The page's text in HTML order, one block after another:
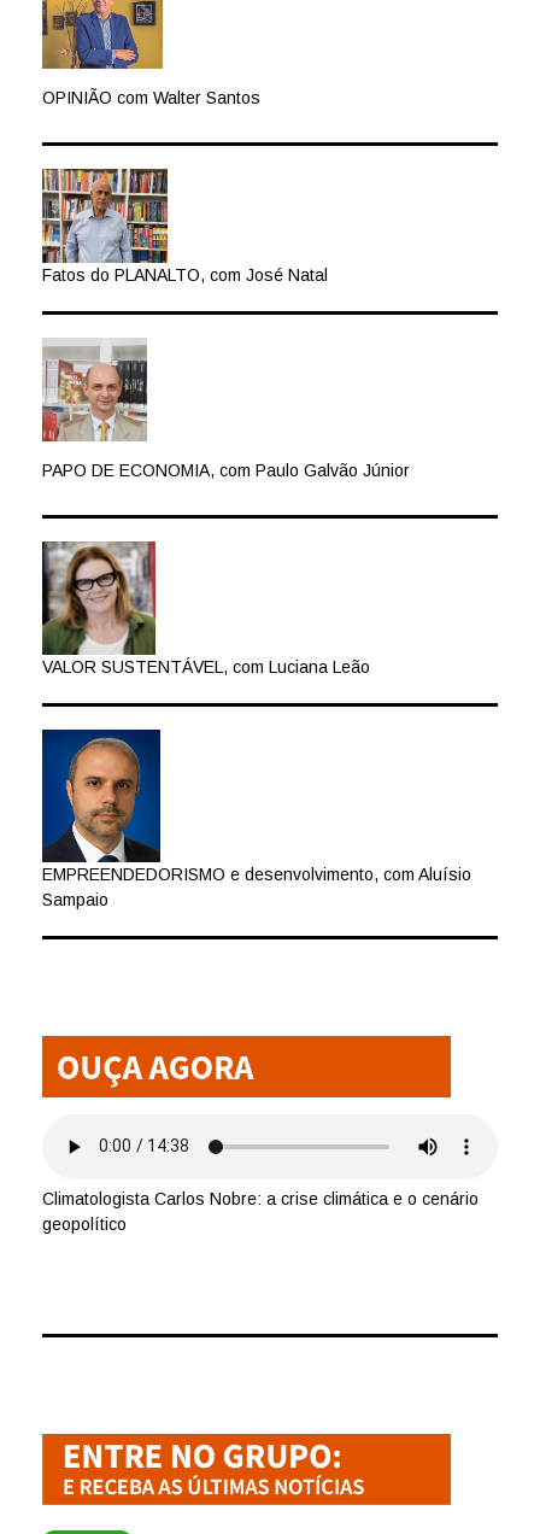
OPINIÃO com Walter Santos
Fatos do PLANALTO, com José Natal
PAPO DE ECONOMIA, com Paulo Galvão Júnior
VALOR SUSTENTÁVEL, com Luciana Leão
EMPREENDEDORISMO e desenvolvimento, com Aluísio
Sampaio
Climatologista Carlos Nobre: a crise climática e o cenário
geopolítico